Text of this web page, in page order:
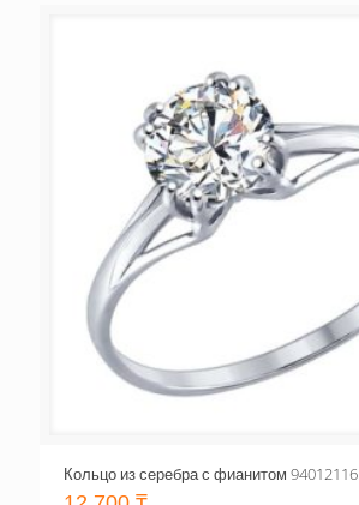
Кольцо из серебра с фианитом 94012116